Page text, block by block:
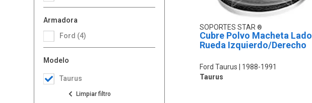
Armadora
Ford (4)
Modelo
Taurus
SOPORTES STAR
Cubre Polvo Macheta Lado
Rueda Izquierdo/Derecho
Ford Taurus
1988-1991
Taurus